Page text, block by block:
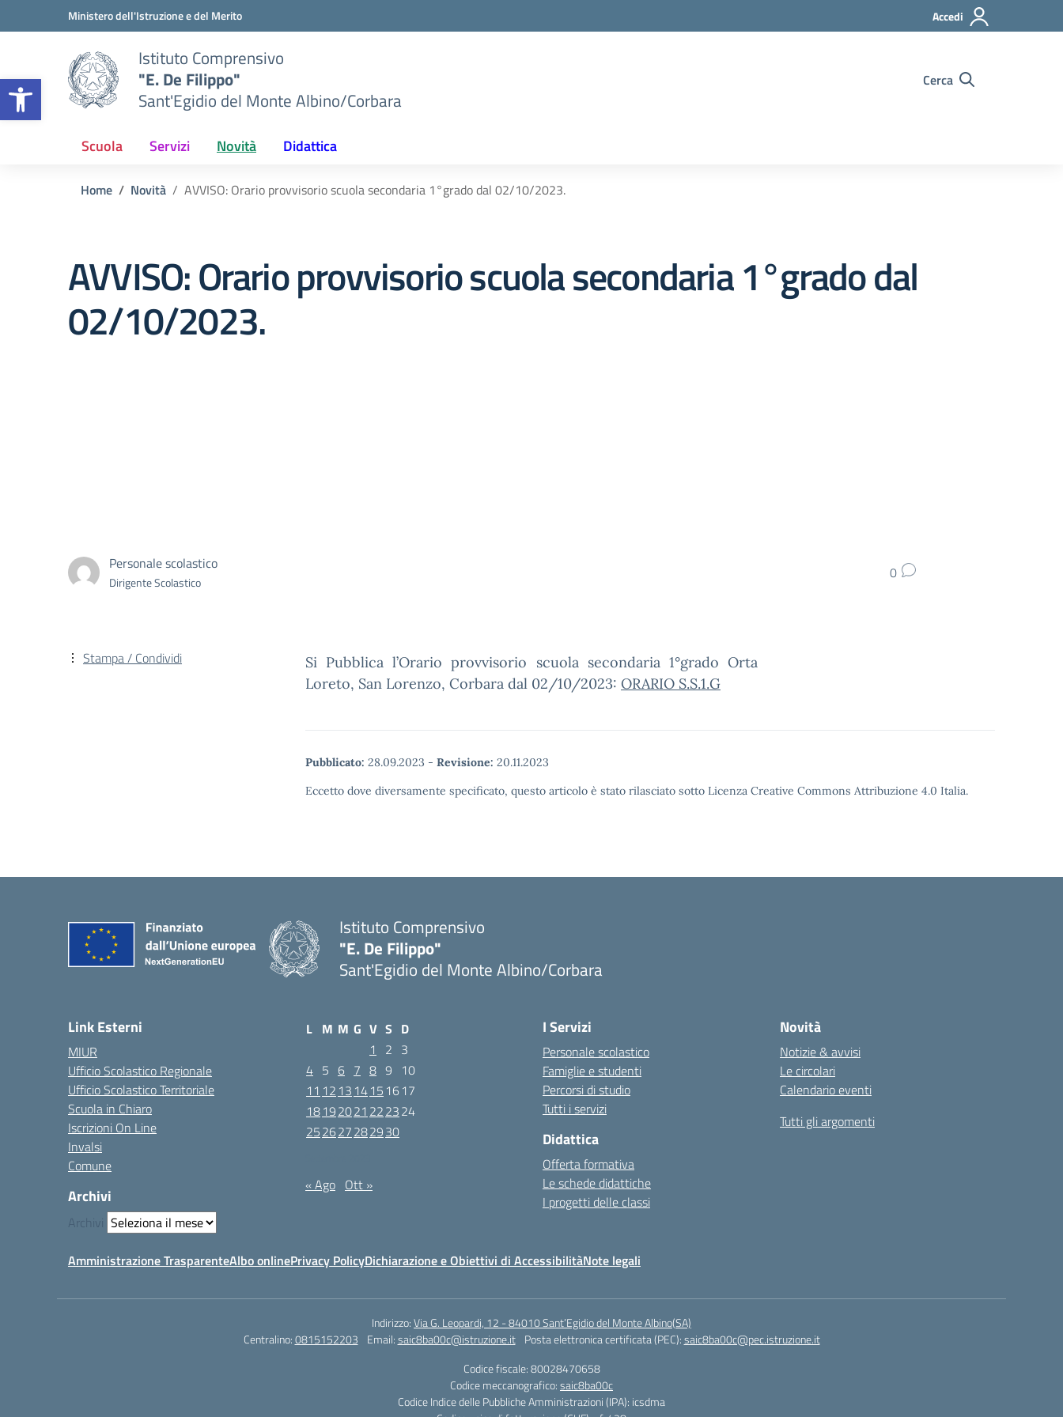
Apri la barra degli strumenti
Vai ai contenuti
Vai al menu di navigazioneMinistero dell'Istruzione e del Merito Accedi
Istituto Comprensivo
"E. De Filippo"
Sant'Egidio del Monte Albino/Corbara
Cerca
Scuola Servizi Novità Didattica
Home Novità AVVISO: Orario provvisorio scuola secondaria 1°grado dal 02/10/2023.
AVVISO: Orario provvisorio scuola secondaria 1°grado dal
02/10/2023.
Personale scolastico
Dirigente Scolastico 0
Si Pubblica l’Orario provvisorio scuola secondaria 1°grado Orta
Loreto, San Lorenzo, Corbara dal 02/10/2023: ORARIO S.S.1.G
Pubblicato: 28.09.2023 - Revisione: 20.11.2023
Eccetto dove diversamente specificato, questo articolo è stato rilasciato sotto Licenza Creative Commons Attribuzione 4.0 Italia.
Stampa / Condividi
Istituto Comprensivo
"E. De Filippo"
Sant'Egidio del Monte Albino/Corbara
Link Esterni
MIUR
Ufficio Scolastico Regionale
Ufficio Scolastico Territoriale
Scuola in Chiaro
Iscrizioni On Line
Invalsi
Comune
Archivi
Archivi
L M M G V S D
1
2 3
4 5 6 7 8 9 10
11 12 13 1415 1617
18192021 222324
252627282930
« Ago Ott »
I Servizi
Personale scolastico
Famiglie e studenti
Percorsi di studio
Tutti i servizi
Didattica
Offerta formativa
Le schede didattiche
I progetti delle classi
Novità
Notizie & avvisi
Le circolari
Calendario eventi
Tutti gli argomenti
Amministrazione TrasparenteAlbo onlinePrivacy PolicyDichiarazione e Obiettivi di AccessibilitàNote legali
Indirizzo:Via G. Leopardi, 12 - 84010 Sant’Egidio del Monte Albino(SA)
Centralino:0815152203 Email:saic8ba00c@istruzione.it Posta elettronica certificata (PEC):saic8ba00c@pec.istruzione.it
Codice fiscale: 80028470658
Codice meccanografico:saic8ba00c
Codice Indice delle Pubbliche Amministrazioni (IPA): icsdma